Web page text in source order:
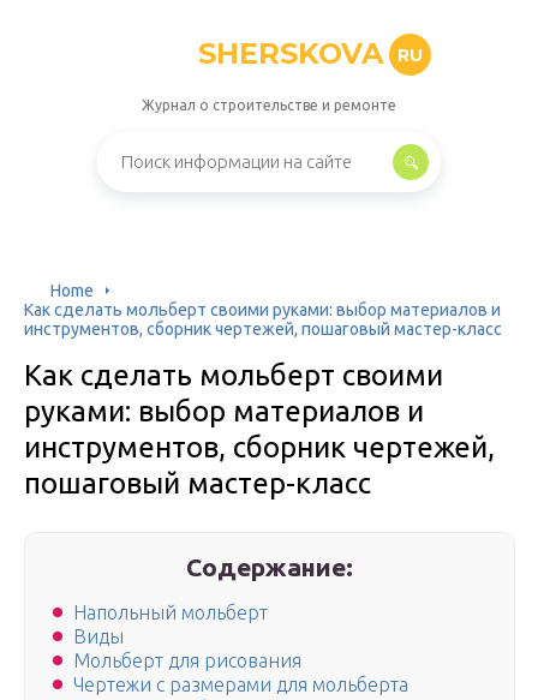
SHERSKOVA RU
Журнал о строительстве и ремонте
Home
Как сделать мольберт своими руками: выбор материалов и
инструментов, сборник чертежей, пошаговый мастер-класс
Как сделать мольберт своими
руками: выбор материалов и
инструментов, сборник чертежей,
пошаговый мастер-класс
Содержание:
Напольный мольберт
Виды
Мольберт для рисования
Чертежи с размерами для мольберта